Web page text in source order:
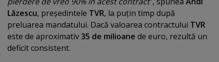
Lăzescu, preşedintele TVR, la puţin timp după
preluarea mandatului. Dacă valoarea contractului TVR
este de aproximativ35 de milioane de euro, rezultă un
deficit consistent.